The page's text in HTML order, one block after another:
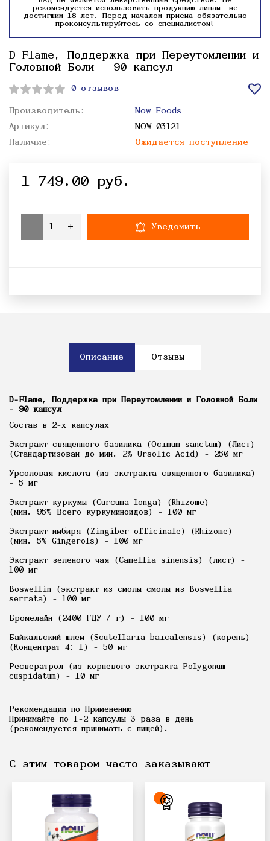
рекомендуется использовать продукцию лицам, не
достигшим 18 лет. Перед началом приема обязательно
проконсультируйтесь со специалистом!
D-Flame, Поддержка при Переутомлении и
Головной Боли - 90 капсул
0 отзывов
Производитель:
Now Foods
Артикул:
NOW-03121
Наличие:
Ожидается поступление
1 749.00 руб.
- + Уведомить
Описание Отзывы
D-Flame, Поддержка при Переутомлении и Головной Боли
- 90 капсул
Состав в 2-х капсулах
Экстракт священного базилика (Ocimum sanctum) (Лист)
(Стандартизован до мин. 2% Ursolic Acid) - 250 мг
Урсоловая кислота (из экстракта священного базилика)
- 5 мг
Экстракт куркумы (Curcuma longa) (Rhizome)
(мин. 95% Всего куркуминоидов) - 100 мг
Экстракт имбиря (Zingiber officinale) (Rhizome)
(мин. 5% Gingerols) - 100 мг
Экстракт зеленого чая (Camellia sinensis) (лист) -
100 мг
Boswellin (экстракт из смолы смолы из Boswellia
serrata) - 100 мг
Бромелайн (2400 ГДУ / г) - 100 мг
Байкальский шлем (Scutellaria baicalensis) (корень)
(Концентрат 4: 1) - 50 мг
Ресвератрол (из корневого экстракта Polygonum
cuspidatum) - 10 мг
Рекомендации по Применению
Принимайте по 1-2 капсулы 3 раза в день
(рекомендуется принимать с пищей).
С этим товаром часто заказывают